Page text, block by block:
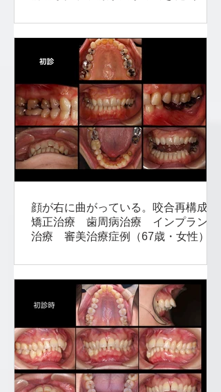
顔が右に曲がっている。咬合再構成
矯正治療 歯周病治療 インプラント
治療 審美治療症例（67歳・女性）